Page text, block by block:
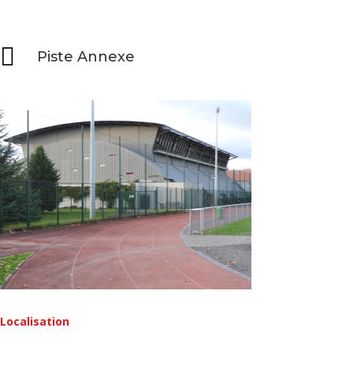
 Piste Annexe
Localisation